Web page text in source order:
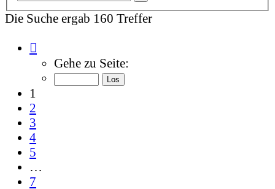
Die Suche ergab 160 Treffer
1
von
Gehe zu Seite:
1
2
3
4
5
…
7